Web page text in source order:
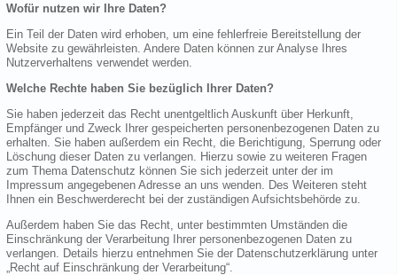
Wofür nutzen wir Ihre Daten?
Ein Teil der Daten wird erhoben, um eine fehlerfreie Bereitstellung der
Website zu gewährleisten. Andere Daten können zur Analyse Ihres
Nutzerverhaltens verwendet werden.
Welche Rechte haben Sie bezüglich Ihrer Daten?
Sie haben jederzeit das Recht unentgeltlich Auskunft über Herkunft,
Empfänger und Zweck Ihrer gespeicherten personenbezogenen Daten zu
erhalten. Sie haben außerdem ein Recht, die Berichtigung, Sperrung oder
Löschung dieser Daten zu verlangen. Hierzu sowie zu weiteren Fragen
zum Thema Datenschutz können Sie sich jederzeit unter der im
Impressum angegebenen Adresse an uns wenden. Des Weiteren steht
Ihnen ein Beschwerderecht bei der zuständigen Aufsichtsbehörde zu.
Außerdem haben Sie das Recht, unter bestimmten Umständen die
Einschränkung der Verarbeitung Ihrer personenbezogenen Daten zu
verlangen. Details hierzu entnehmen Sie der Datenschutzerklärung unter
„Recht auf Einschränkung der Verarbeitung“.